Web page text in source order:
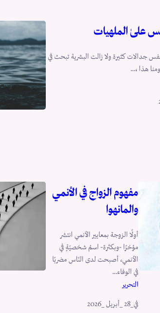
علىٰ الملهيات
جدالات كثيرة ولا زالت البشرية تبحث في
هذا ،…
مفهوم الزواج في الأنمي
والمانهوا
أولًا الزوجة بمعايير الأنمي انتشر
مؤخرًا -وبكثرة- اسمُ شخصيّةٍ في
الأنمي، أصبحت لدى النّاس مضربًا
في الوفاء…
التحرير
في _28 _أبريل _2026